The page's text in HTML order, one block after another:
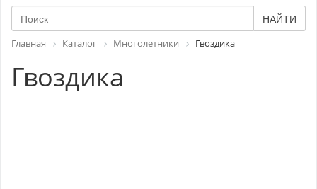
НАЙТИ
Главная Каталог Многолетники Гвоздика
Гвоздика